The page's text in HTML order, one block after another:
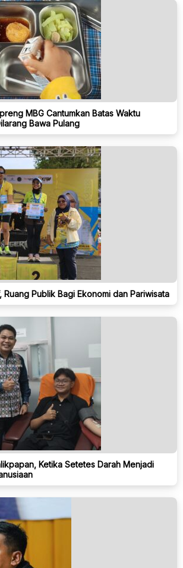
MBG Cantumkan Batas Waktu
Bawa Pulang
Ruang Publik Bagi Ekonomi dan Pariwisata
Ketika Setetes Darah Menjadi